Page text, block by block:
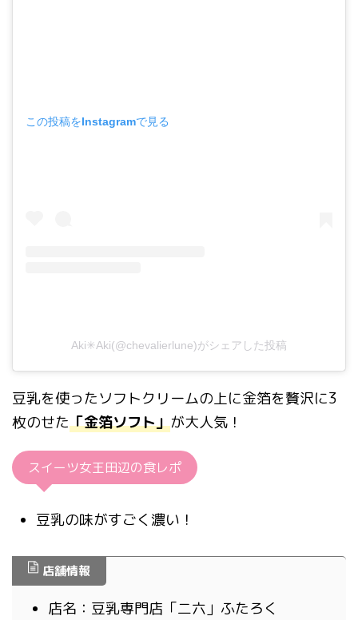
この投稿をInstagramで見る
Aki✳︎Aki(@chevalierlune)がシェアした投稿
豆乳を使ったソフトクリームの上に金箔を贅沢に3
枚のせた「金箔ソフト」が大人気！
スイーツ女王田辺の食レポ
豆乳の味がすごく濃い！
店舗情報
店名：豆乳専門店「二六」ふたろく